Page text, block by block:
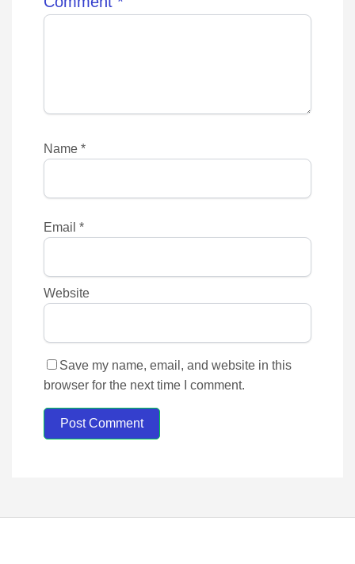
Name *
Email *
Website
Save my name, email, and website in this
browser for the next time I comment.
Post Comment